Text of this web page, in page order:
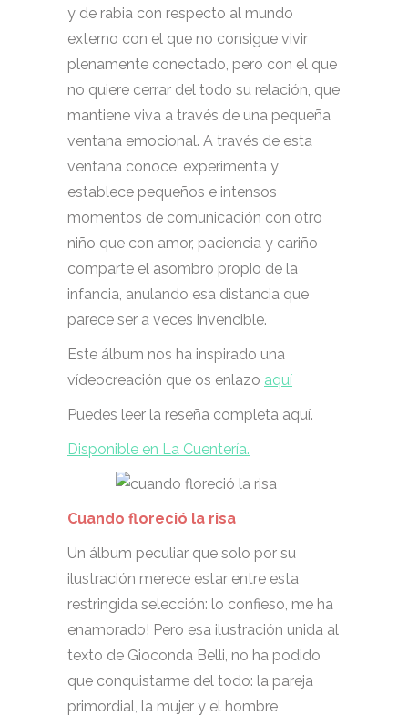
y de rabia con respecto al mundo
externo con el que no consigue vivir
plenamente conectado, pero con el que
no quiere cerrar del todo su relación, que
mantiene viva a través de una pequeña
ventana emocional. A través de esta
ventana conoce, experimenta y
establece pequeños e intensos
momentos de comunicación con otro
niño que con amor, paciencia y cariño
comparte el asombro propio de la
infancia, anulando esa distancia que
parece ser a veces invencible.
Este álbum nos ha inspirado una
vídeocreación que os enlazo aquí
Puedes leer la reseña completa aquí.
Disponible en La Cuentería.
Cuando floreció la risa
Un álbum peculiar que solo por su
ilustración merece estar entre esta
restringida selección: lo confieso, me ha
enamorado! Pero esa ilustración unida al
texto de Gioconda Belli, no ha podido
que conquistarme del todo: la pareja
primordial, la mujer y el hombre